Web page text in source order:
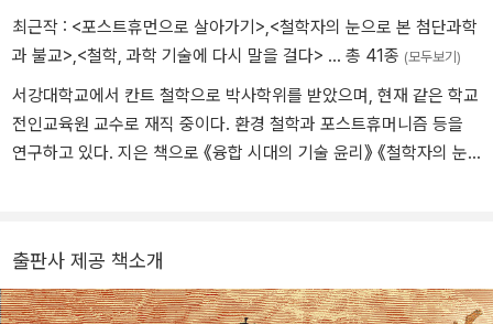
회의 공동 설립자 겸 회장 등을 역임했다. 또한 미국 항공우주국(NAS
A)의 자문 위원으로 매리너, 보이저, 바이킹, 갈릴레오 호 등의 무인
우주 탐사 계획에 참여했고 과학의 대중화에도 많은 노력을 기울여
저술과 방송을 통해 세계적인 지성으로 주목받았다. 행성 탐사의 난
제들을 해결한 공로와 핵전쟁의 영향에 대한 연구와 핵무기 감축에
기여한 공로를 인정받아 NASA 훈장, NASA 아폴로 공로상, 미국 우
인 공공복지 훈장 등을 받았다. 그 외에도 과학, 문학, 교육, 환경 보호
에 대한 공로로 미국 각지의 대학으로부터 명예 학위를 스물두 차례
최근작 : <포스트휴먼으로 살아가기>,<철학자의 눈으로 본 첨단과학
과 불교>,<철학, 과학 기술에 다시 말을 걸다> … 총 41종 (모두보기)
서강대학교에서 칸트 철학으로 박사학위를 받았으며, 현재 같은 학교
전인교육원 교수로 재직 중이다. 환경 철학과 포스트휴머니즘 등을
연구하고 있다. 지은 책으로 《융합 시대의 기술 윤리》 《철학자의 눈
출판사 제공 책소개